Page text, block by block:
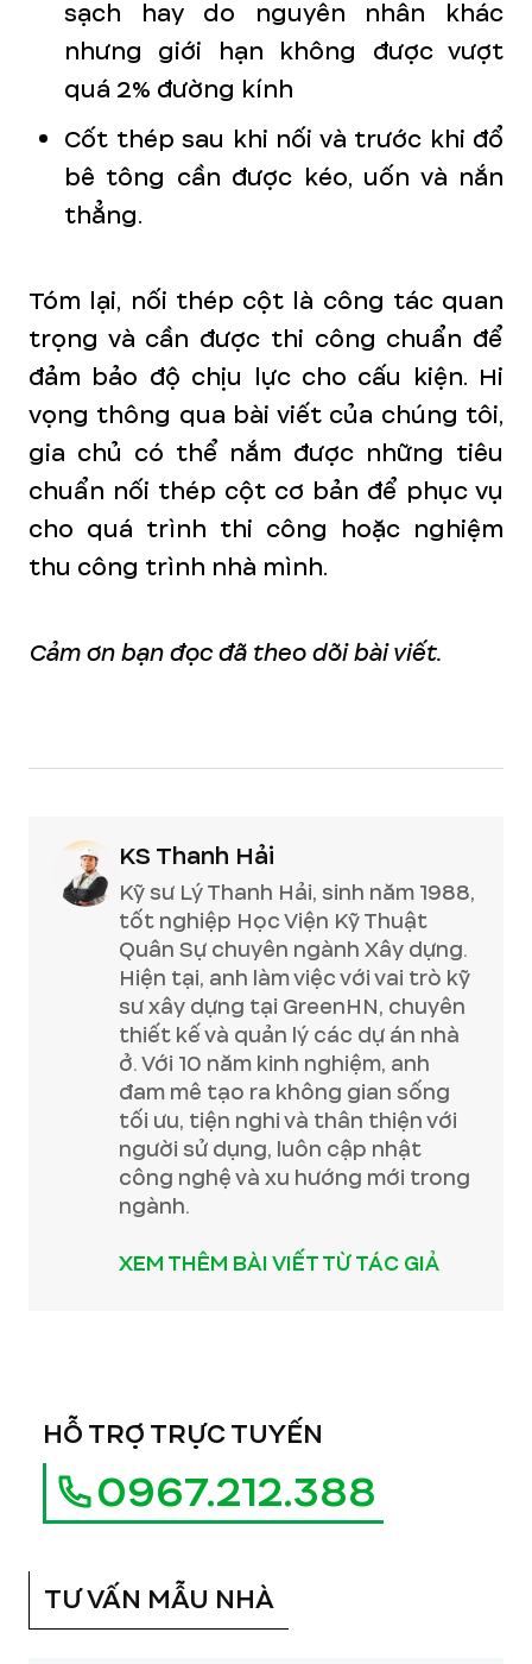
sạch hay do nguyên nhân khác
nhưng giới hạn không được vượt
quá 2% đường kính
Cốt thép sau khi nối và trước khi đổ
bê tông cần được kéo, uốn và nắn
thẳng.
Tóm lại, nối thép cột là công tác quan
trọng và cần được thi công chuẩn để
đảm bảo độ chịu lực cho cấu kiện. Hi
vọng thông qua bài viết của chúng tôi,
gia chủ có thể nắm được những tiêu
chuẩn nối thép cột cơ bản để phục vụ
cho quá trình thi công hoặc nghiệm
thu công trình nhà mình.
Cảm ơn bạn đọc đã theo dõi bài viết.
KS Thanh Hải
Kỹ sư Lý Thanh Hải, sinh năm 1988,
tốt nghiệp Học Viện Kỹ Thuật
Quân Sự chuyên ngành Xây dựng.
Hiện tại, anh làm việc với vai trò kỹ
sư xây dựng tại GreenHN, chuyên
thiết kế và quản lý các dự án nhà
ở. Với 10 năm kinh nghiệm, anh
đam mê tạo ra không gian sống
tối ưu, tiện nghi và thân thiện với
người sử dụng, luôn cập nhật
công nghệ và xu hướng mới trong
ngành.
XEM THÊM BÀI VIẾT TỪ TÁC GIẢ
HỖ TRỢ TRỰC TUYẾN
0967.212.388
TƯ VẤN MẪU NHÀ